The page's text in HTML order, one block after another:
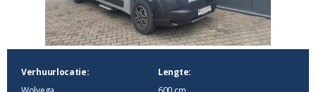
Verhuurlocatie:
Lengte: